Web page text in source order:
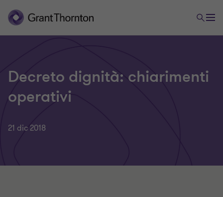
Decreto dignità: chiarimenti
operativi
21 dic 2018